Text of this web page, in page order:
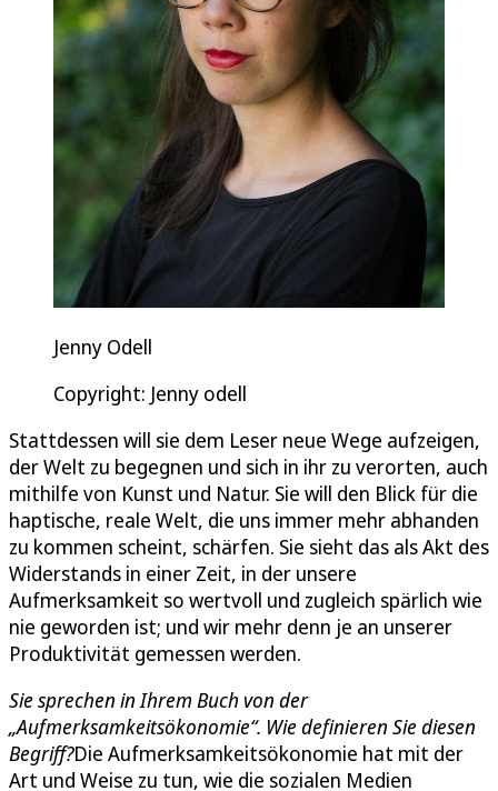
Jenny Odell
Copyright: Jenny odell
Stattdessen will sie dem Leser neue Wege aufzeigen,
der Welt zu begegnen und sich in ihr zu verorten, auch
mithilfe von Kunst und Natur. Sie will den Blick für die
haptische, reale Welt, die uns immer mehr abhanden
zu kommen scheint, schärfen. Sie sieht das als Akt des
Widerstands in einer Zeit, in der unsere
Aufmerksamkeit so wertvoll und zugleich spärlich wie
nie geworden ist; und wir mehr denn je an unserer
Produktivität gemessen werden.
Sie sprechen in Ihrem Buch von der
„Aufmerksamkeitsökonomie“. Wie definieren Sie diesen
Begriff?Die Aufmerksamkeitsökonomie hat mit der
Art und Weise zu tun, wie die sozialen Medien